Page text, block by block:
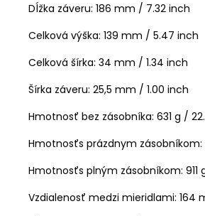
Dĺžka záveru: 186 mm / 7.32 inch
Celková výška: 139 mm / 5.47 inch
Celková šírka: 34 mm / 1.34 inch
Šírka záveru: 25,5 mm / 1.00 inch
Hmotnosť bez zásobníka: 631 g /
Hmotnosťs prázdnym zásobníkom:
Hmotnosťs plným zásobníkom: 911
Vzdialenosť medzi mieridlami: 164